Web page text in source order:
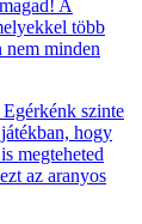
A
több
nem minden
szinte
hogy
megteheted
az aranyos